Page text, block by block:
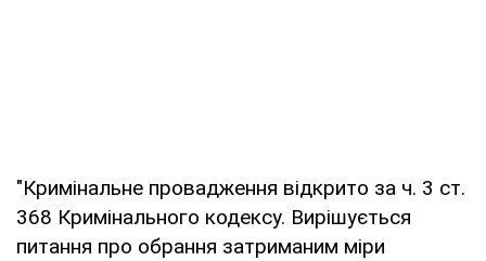
"Кримінальне провадження відкрито за ч. 3 ст.
368 Кримінального кодексу. Вирішується
питання про обрання затриманим міри